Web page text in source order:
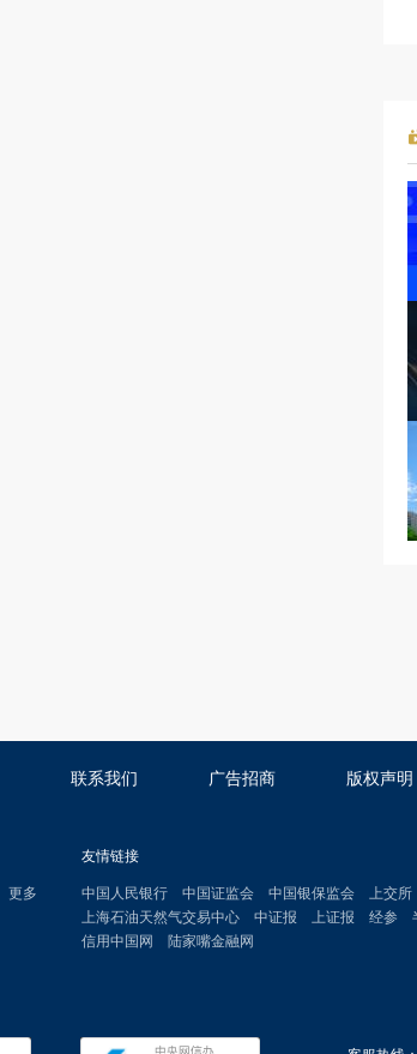
联系我们 广告招商 版权声明
更多
友情链接
中国人民银行 中国证监会 中国银保监会 上交所
上海石油天然气交易中心
中证报 上证报 经参
信用中国网
陆家嘴金融网